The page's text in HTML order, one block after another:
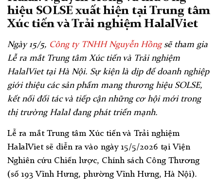
hiệu SOLSE xuất hiện tại Trung tâm
Xúc tiến và Trải nghiệm HalalViet
Ngày 15/5, Công ty TNHH Nguyễn Hồngsẽ tham gia
Lễ ra mắt Trung tâm Xúc tiến và Trải nghiệm
HalalViet tại Hà Nội. Sự kiện là dịp để doanh nghiệp
giới thiệu các sản phẩm mang thương hiệu SOLSE,
kết nối đối tác và tiếp cận những cơ hội mới trong
thị trường Halal đang phát triển mạnh.
Lễ ra mắt Trung tâm Xúc tiến và Trải nghiệm
HalalViet sẽ diễn ra vào ngày 15/5/2026 tại Viện
Nghiên cứu Chiến lược, Chính sách Công Thương
(số 193 Vĩnh Hưng, phường Vĩnh Hưng, Hà Nội).